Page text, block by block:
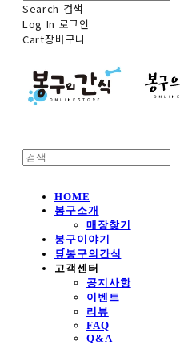
Search 검색
Log In 로그인
Cart장바구니
HOME
봉구소개
매장찾기
봉구이야기
🛒봉구의간식
고객센터
공지사항
이벤트
리뷰
FAQ
Q&A